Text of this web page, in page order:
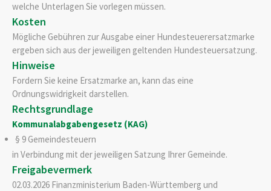
welche Unterlagen Sie vorlegen müssen.
Kosten
Mögliche Gebühren zur Ausgabe einer Hundesteuerersatzmarke
ergeben sich aus der jeweiligen geltenden Hundesteuersatzung.
Hinweise
Fordern Sie keine Ersatzmarke an, kann das eine
Ordnungswidrigkeit darstellen.
Rechtsgrundlage
Kommunalabgabengesetz (KAG)
§ 9 Gemeindesteuern
in Verbindung mit der jeweiligen Satzung Ihrer Gemeinde.
Freigabevermerk
02.03.2026 Finanzministerium Baden-Württemberg und